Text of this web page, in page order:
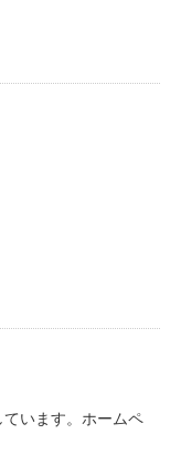
います。ホームペ